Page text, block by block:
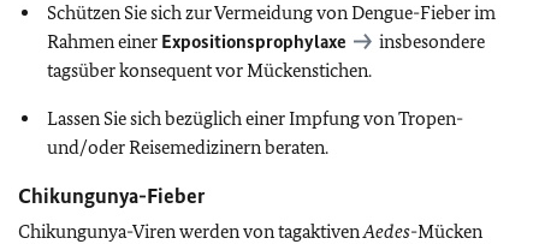
Schützen Sie sich zur Vermeidung von Dengue-Fieber im
Rahmen einer Expositionsprophylaxe
insbesondere
tagsüber konsequent vor Mückenstichen.
Lassen Sie sich bezüglich einer Impfung von Tropen-
und/oder Reisemedizinern beraten.
Chikungunya-Fieber
Chikungunya-Viren werden von tagaktivenAedes-Mücken